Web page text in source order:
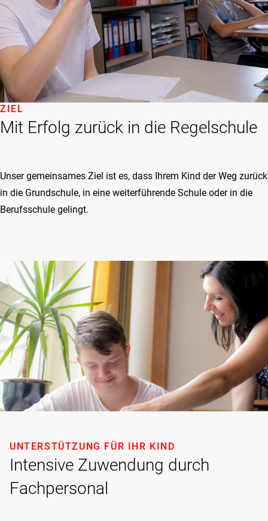
Mit Erfolg zurück in die Regelschule
ZIEL
Unser gemeinsames Ziel ist es, dass Ihrem Kind der Weg zurück
in die Grundschule, in eine weiterführende Schule oder in die
Berufsschule gelingt.
Intensive Zuwendung durch
Fachpersonal
UNTERSTÜTZUNG FÜR IHR KIND